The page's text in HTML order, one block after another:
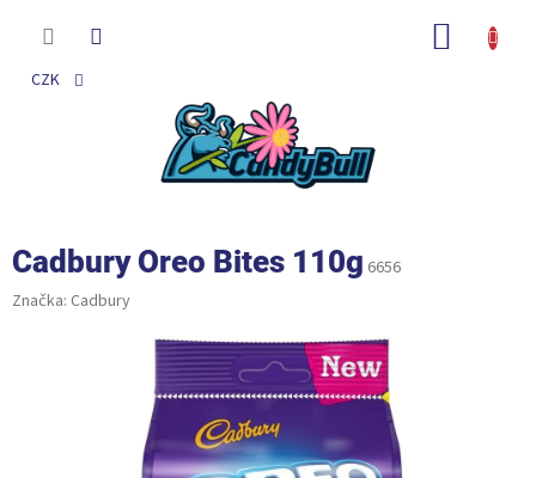
CZK
Cadbury Oreo Bites 110g 6656
Značka: Cadbury